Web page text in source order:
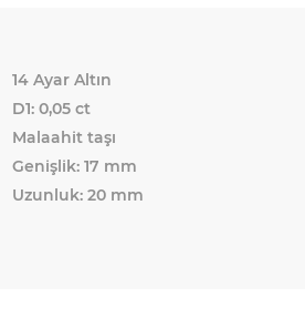
14 Ayar Altın
D1: 0,05 ct
Malaahit taşı
Genişlik: 17 mm
Uzunluk: 20 mm